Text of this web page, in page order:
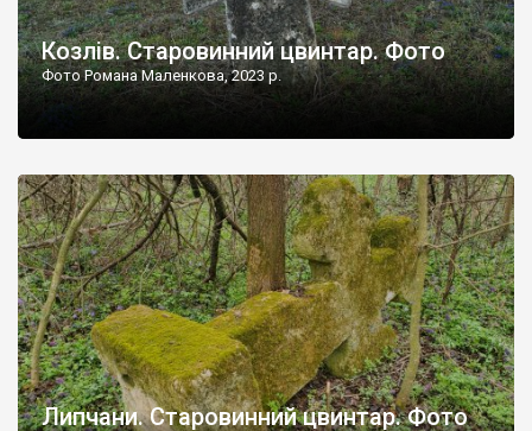
Козлів. Старовинний цвинтар. Фото
Фото Романа Маленкова, 2023 р.
Липчани. Старовинний цвинтар. Фото